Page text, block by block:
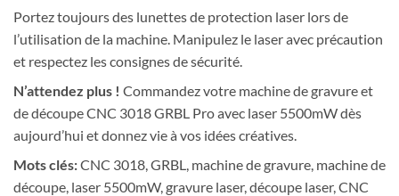
Portez toujours des lunettes de protection laser lors de
l’utilisation de la machine. Manipulez le laser avec précaution
et respectez les consignes de sécurité.
N’attendez plus ! Commandez votre machine de gravure et
de découpe CNC 3018 GRBL Pro avec laser 5500mW dès
aujourd’hui et donnez vie à vos idées créatives.
Mots clés:CNC 3018, GRBL, machine de gravure, machine de
découpe, laser 5500mW, gravure laser, découpe laser, CNC